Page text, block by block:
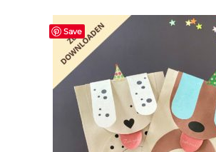
Save
IN DEN WARENKORB